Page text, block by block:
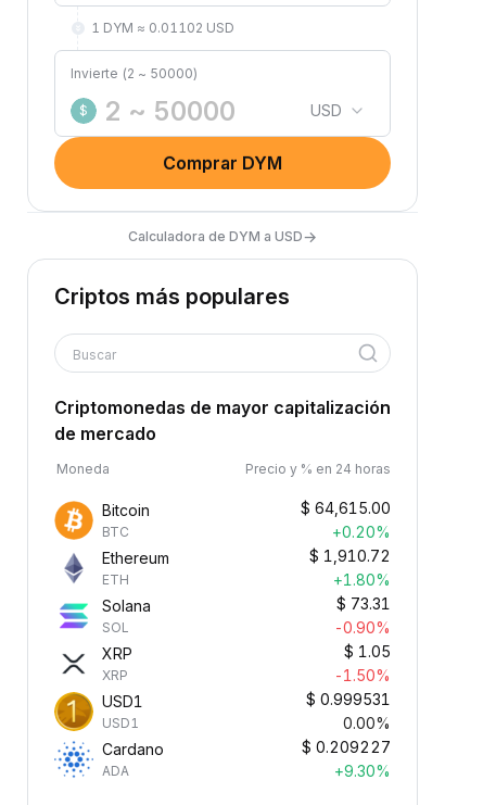
1 DYM ≈ 0.01102 USD
Invierte (2 ~ 50000)
$ USD
Comprar DYM
Calculadora de DYM a USD→
Criptos más populares
Buscar
Criptomonedas de mayor capitalización
de mercado
Moneda Precio y % en 24 horas
Bitcoin
BTC
$ 64,615.00
+0.20%
Ethereum
ETH
$ 1,910.72
+1.80%
Solana
SOL
$ 73.31
-0.90%
XRP
XRP
$ 1.05
-1.50%
USD1
USD1
$ 0.999531
0.00%
Cardano
ADA
$ 0.209227
+9.30%